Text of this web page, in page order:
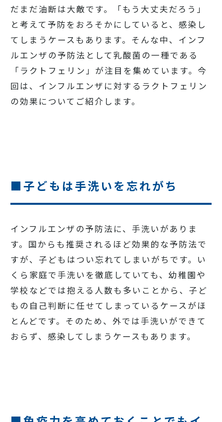
だまだ油断は大敵です。「もう大丈夫だろう」
と考えて予防をおろそかにしていると、感染し
てしまうケースもあります。そんな中、インフ
ルエンザの予防法として乳酸菌の一種である
「ラクトフェリン」が注目を集めています。今
回は、インフルエンザに対するラクトフェリン
の効果についてご紹介します。
■子どもは手洗いを忘れがち
インフルエンザの予防法に、手洗いがありま
す。国からも推奨されるほど効果的な予防法で
すが、子どもはつい忘れてしまいがちです。い
くら家庭で手洗いを徹底していても、幼稚園や
学校などでは抱える人数も多いことから、子ど
もの自己判断に任せてしまっているケースがほ
とんどです。そのため、外では手洗いができて
おらず、感染してしまうケースもあります。